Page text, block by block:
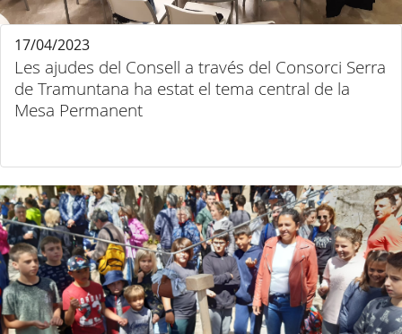
Les ajudes del Consell a través del Consorci Serra
de Tramuntana ha estat el tema central de la
Mesa Permanent
17/04/2023